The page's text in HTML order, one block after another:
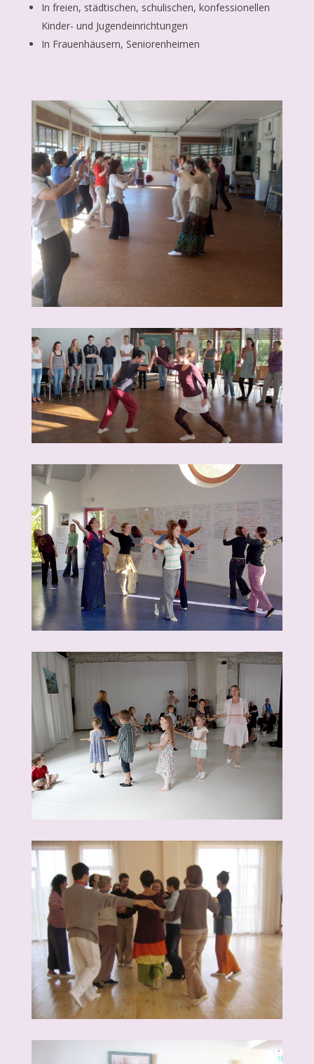
In freien, städtischen, schulischen, konfessionellen
Kinder- und Jugendeinrichtungen
In Frauenhäusern, Seniorenheimen